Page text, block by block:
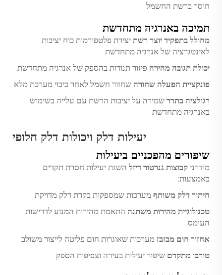
חוסר ברשת החשמל
תמיכה באנרגיה מתחדשת
מחולל בתפקיד יוצר רשת יצירת פלטפורמות כוח יציבות
לאינטגרציה של אנרגיה מתחדשת
יכולת תגובה מהירה פיזור תנודות בהספק של אנרגיה מתחדשת
פונקציית הפעלה שחורה שחזור חשמל לאחר כיבוי מערכת מלא
רגולציה בתדר שמירה על יציבות הרשת עם עלייה בשימוש
באנרגיה מתחדשת
יעילות דלק ויכולות דלק חלופי
שיפורים מהפכניים ביעילות
מודרני קבוצות גנרטור דיזל השגת יעילות חסרת תקדים
באמצעות:
חיתוך דלק משותף מערכות שמספקות בקרת דלק מדויקת
טכנולוגיית מהירות משתנה התאמת מהירות המנוע לדרישות
העומס
אחזור חום מבזבז מערכות שאוגרות חום פליטה לייצור משולב
טורבו מתקדם שיפור יעילות בעירה וצפיפות הספק